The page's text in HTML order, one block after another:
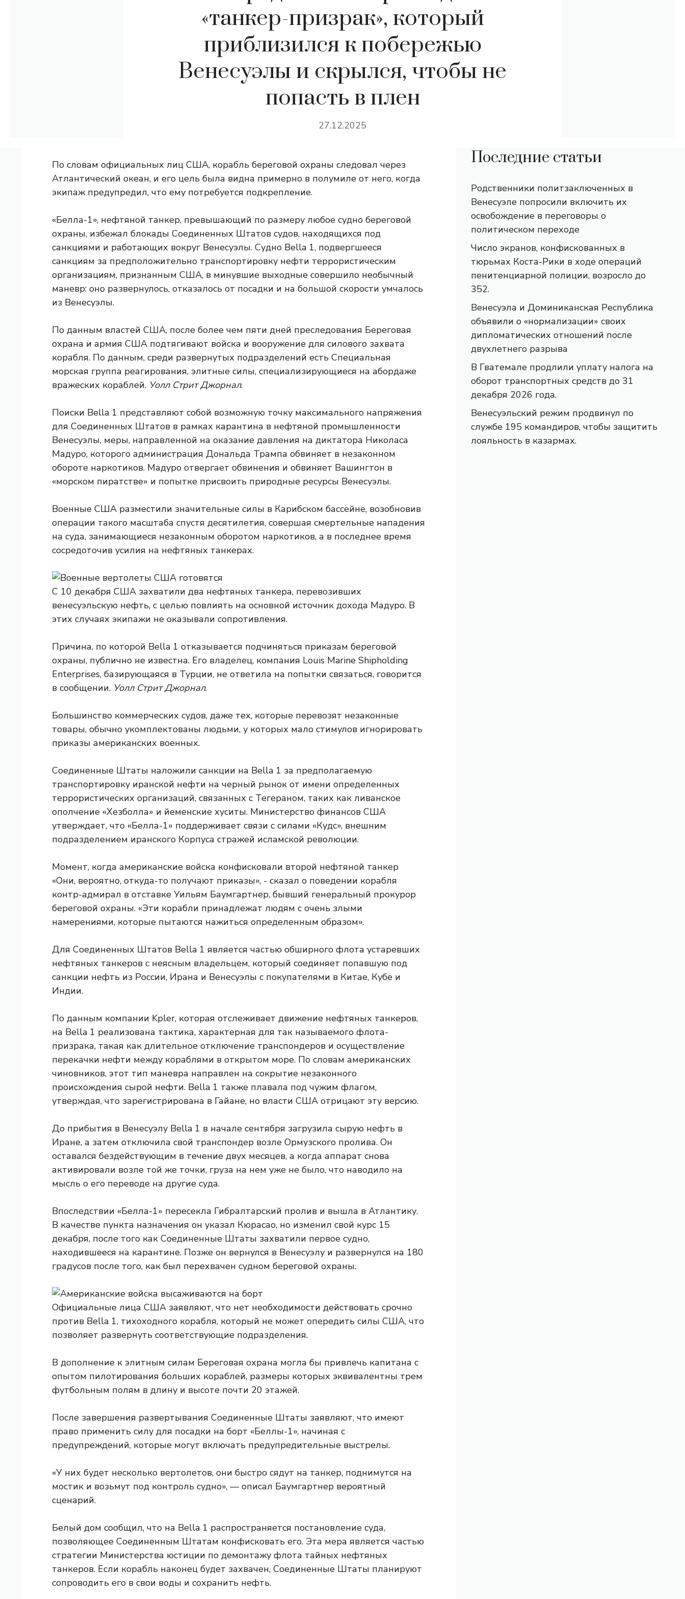
«танкер-призрак», который
приблизился к побережью
Венесуэлы и скрылся, чтобы не
попасть в плен
27.12.2025
По словам официальных лиц США, корабль береговой охраны следовал через
Атлантический океан, и его цель была видна примерно в полумиле от него, когда
экипаж предупредил, что ему потребуется подкрепление.
«Белла-1», нефтяной танкер, превышающий по размеру любое судно береговой
охраны, избежал блокады Соединенных Штатов судов, находящихся под
санкциями и работающих вокруг Венесуэлы. Судно Bella 1, подвергшееся
санкциям за предположительно транспортировку нефти террористическим
организациям, признанным США, в минувшие выходные совершило необычный
маневр: оно развернулось, отказалось от посадки и на большой скорости умчалось
из Венесуэлы.
По данным властей США, после более чем пяти дней преследования Береговая
охрана и армия США подтягивают войска и вооружение для силового захвата
корабля. По данным, среди развернутых подразделений есть Специальная
морская группа реагирования, элитные силы, специализирующиеся на абордаже
вражеских кораблей. Уолл Стрит Джорнал.
Поиски Bella 1 представляют собой возможную точку максимального напряжения
для Соединенных Штатов в рамках карантина в нефтяной промышленности
Венесуэлы, меры, направленной на оказание давления на диктатора Николаса
Мадуро, которого администрация Дональда Трампа обвиняет в незаконном
обороте наркотиков. Мадуро отвергает обвинения и обвиняет Вашингтон в
«морском пиратстве» и попытке присвоить природные ресурсы Венесуэлы.
Военные США разместили значительные силы в Карибском бассейне, возобновив
операции такого масштаба спустя десятилетия, совершая смертельные нападения
на суда, занимающиеся незаконным оборотом наркотиков, а в последнее время
сосредоточив усилия на нефтяных танкерах.
С 10 декабря США захватили два нефтяных танкера, перевозивших
венесуэльскую нефть, с целью повлиять на основной источник дохода Мадуро. В
этих случаях экипажи не оказывали сопротивления.
Причина, по которой Bella 1 отказывается подчиняться приказам береговой
охраны, публично не известна. Его владелец, компания Louis Marine Shipholding
Enterprises, базирующаяся в Турции, не ответила на попытки связаться, говорится
в сообщении. Уолл Стрит Джорнал.
Большинство коммерческих судов, даже тех, которые перевозят незаконные
товары, обычно укомплектованы людьми, у которых мало стимулов игнорировать
приказы американских военных.
Соединенные Штаты наложили санкции на Bella 1 за предполагаемую
транспортировку иранской нефти на черный рынок от имени определенных
террористических организаций, связанных с Тегераном, таких как ливанское
ополчение «Хезболла» и йеменские хуситы. Министерство финансов США
утверждает, что «Белла-1» поддерживает связи с силами «Кудс», внешним
подразделением иранского Корпуса стражей исламской революции.
Момент, когда американские войска конфисковали второй нефтяной танкер
«Они, вероятно, откуда-то получают приказы», ​​- сказал о поведении корабля
контр-адмирал в отставке Уильям Баумгартнер, бывший генеральный прокурор
береговой охраны. «Эти корабли принадлежат людям с очень злыми
намерениями, которые пытаются нажиться определенным образом».
Для Соединенных Штатов Bella 1 является частью обширного флота устаревших
нефтяных танкеров с неясным владельцем, который соединяет попавшую под
санкции нефть из России, Ирана и Венесуэлы с покупателями в Китае, Кубе и
Индии.
По данным компании Kpler, которая отслеживает движение нефтяных танкеров,
на Bella 1 реализована тактика, характерная для так называемого флота-
призрака, такая как длительное отключение транспондеров и осуществление
перекачки нефти между кораблями в открытом море. По словам американских
чиновников, этот тип маневра направлен на сокрытие незаконного
происхождения сырой нефти. Bella 1 также плавала под чужим флагом,
утверждая, что зарегистрирована в Гайане, но власти США отрицают эту версию.
До прибытия в Венесуэлу Bella 1 в начале сентября загрузила сырую нефть в
Иране, а затем отключила свой транспондер возле Ормузского пролива. Он
оставался бездействующим в течение двух месяцев, а когда аппарат снова
активировали возле той же точки, груза на нем уже не было, что наводило на
мысль о его переводе на другие суда.
Впоследствии «Белла-1» пересекла Гибралтарский пролив и вышла в Атлантику.
В качестве пункта назначения он указал Кюрасао, но изменил свой курс 15
декабря, после того как Соединенные Штаты захватили первое судно,
находившееся на карантине. Позже он вернулся в Венесуэлу и развернулся на 180
градусов после того, как был перехвачен судном береговой охраны.
Официальные лица США заявляют, что нет необходимости действовать срочно
против Bella 1, тихоходного корабля, который не может опередить силы США, что
позволяет развернуть соответствующие подразделения.
В дополнение к элитным силам Береговая охрана могла бы привлечь капитана с
опытом пилотирования больших кораблей, размеры которых эквивалентны трем
футбольным полям в длину и высоте почти 20 этажей.
После завершения развертывания Соединенные Штаты заявляют, что имеют
право применить силу для посадки на борт «Беллы-1», начиная с
предупреждений, которые могут включать предупредительные выстрелы.
«У них будет несколько вертолетов, они быстро сядут на танкер, поднимутся на
мостик и возьмут под контроль судно», — описал Баумгартнер вероятный
сценарий.
Белый дом сообщил, что на Bella 1 распространяется постановление суда,
позволяющее Соединенным Штатам конфисковать его. Эта мера является частью
стратегии Министерства юстиции по демонтажу флота тайных нефтяных
танкеров. Если корабль наконец будет захвачен, Соединенные Штаты планируют
сопроводить его в свои воды и сохранить нефть.
Последние статьи
Родственники политзаключенных в
Венесуэле попросили включить их
освобождение в переговоры о
политическом переходе
Число экранов, конфискованных в
тюрьмах Коста-Рики в ходе операций
пенитенциарной полиции, возросло до
352.
Венесуэла и Доминиканская Республика
объявили о «нормализации» своих
дипломатических отношений после
двухлетнего разрыва
В Гватемале продлили уплату налога на
оборот транспортных средств до 31
декабря 2026 года.
Венесуэльский режим продвинул по
службе 195 командиров, чтобы защитить
лояльность в казармах.